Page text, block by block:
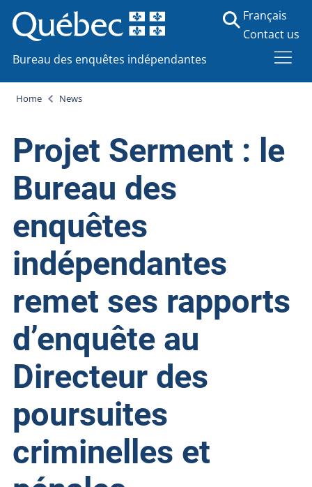
Bureau des enquêtes indépendantes
Français
Contact us
Home News
Projet Serment : le
Bureau des
enquêtes
indépendantes
remet ses rapports
d’enquête au
Directeur des
poursuites
criminelles et